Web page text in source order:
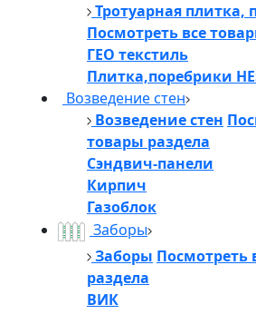
Тротуарная плитка,
Посмотреть все
ГЕО текстиль
Плитка,поребрики
Возведение стен
Возведение стен
товары раздела
Сэндвич-панели
Кирпич
Газоблок
Заборы
Заборы Посмотреть
раздела
ВИК